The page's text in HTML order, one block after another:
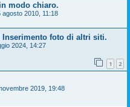
modo chiaro.
agosto 2010, 11:18
Inserimento foto di altri siti.
2024, 14:27
1 2
2019, 19:48